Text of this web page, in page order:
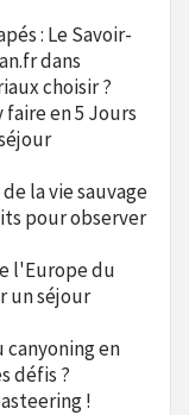
: Le Savoir-
dans
choisir ?
faire en 5 Jours
la vie sauvage
pour observer
l'Europe du
un séjour
en
défis ?
!